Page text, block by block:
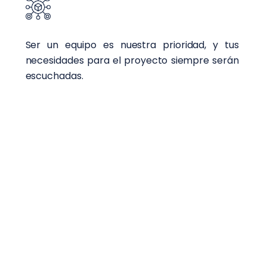
Ser un equipo es nuestra prioridad, y tus
necesidades para el proyecto siempre serán
escuchadas.